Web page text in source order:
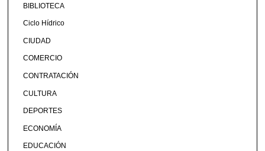
BIBLIOTECA
Ciclo Hídrico
CIUDAD
COMERCIO
CONTRATACIÓN
CULTURA
DEPORTES
ECONOMÍA
EDUCACIÓN